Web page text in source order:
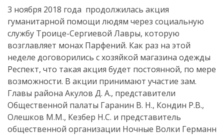
3 ноября 2018 года продолжилась акция
гуманитарной помощи людям через социальную
службу Троице-Сергиевой Лавры, которую
возглавляет монах Парфений. Как раз на этой
неделе договорились с хозяйкой магазина одежды
Респект, что такая акция будет постоянной, по мере
возможности. В акции принимают участие зам.
Главы района Акулов Д. А., представители
Общественной палаты Гаранин В. Н., Кондин Р.В.,
Олешков М.М., Кезбер Н.С. и представитель
общественной организации Ночные Волки Германн